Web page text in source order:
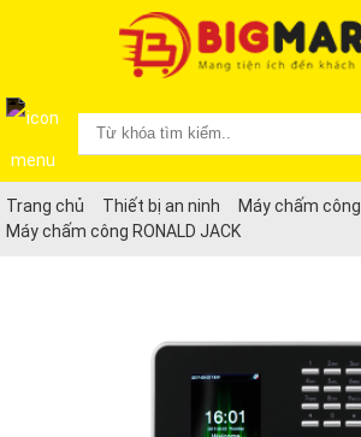
Trang chủ Thiết bị an ninh
Máy chấm công
Máy chấm công RONALD JACK